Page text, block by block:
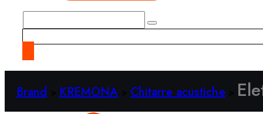
Brand KREMONA Chitarre acustiche